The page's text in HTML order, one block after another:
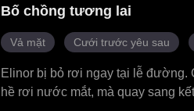
còn công ty truyền thông cũng trở
Tĩnh, em gái của Lâm Hiền đã
trình bảo vệ Lâm Thần, Phàn
sinh. Phàn Tinh còn gặp lại chiến
vấn đề khó khăn. Trong khi đó,
Bố chồng tương lai
Vả mặt Cưới trước yêu sau
Elinor bị bỏ rơi ngay tại lễ đường.
hề rơi nước mắt, mà quay sang